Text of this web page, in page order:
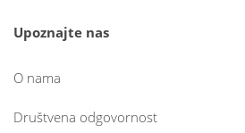
Upoznajte nas
O nama
Društvena odgovornost